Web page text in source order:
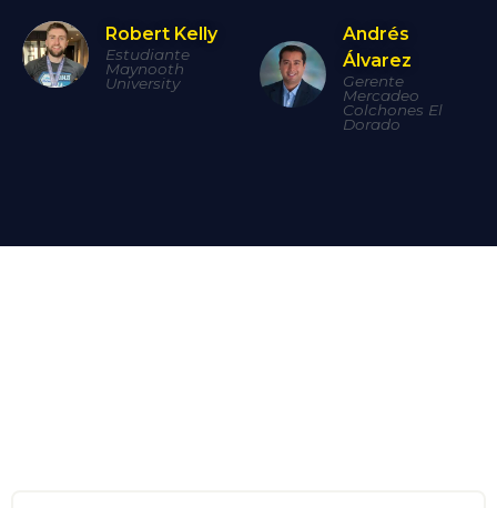
Robert Kelly
Estudiante
Maynooth
University
Andrés
Álvarez
Gerente
Mercadeo
Colchones El
Dorado